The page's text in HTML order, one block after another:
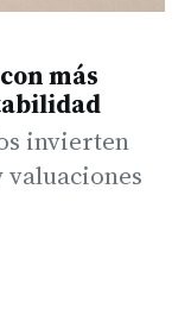
más
invierten